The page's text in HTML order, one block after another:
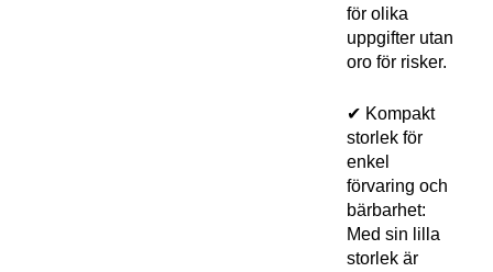
för olika
uppgifter utan
oro för risker.
✔ Kompakt
storlek för
enkel
förvaring och
bärbarhet:
Med sin lilla
storlek är